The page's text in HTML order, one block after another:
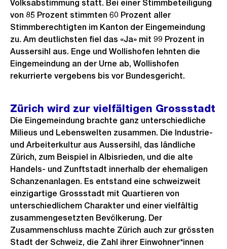
i
c
h
Volksabstimmung statt. Bei einer Stimmbeteiligung
von 85 Prozent stimmten 60 Prozent aller
Stimmberechtigten im Kanton der Eingemeindung
zu. Am deutlichsten fiel das «Ja» mit 99 Prozent in
Aussersihl aus. Enge und Wollishofen lehnten die
Eingemeindung an der Urne ab, Wollishofen
rekurrierte vergebens bis vor Bundesgericht.
Zürich wird zur vielfältigen Grossstadt
Die Eingemeindung brachte ganz unterschiedliche
Milieus und Lebenswelten zusammen. Die Industrie-
und Arbeiterkultur aus Aussersihl, das ländliche
Zürich, zum Beispiel in Albisrieden, und die alte
Handels- und Zunftstadt innerhalb der ehemaligen
Schanzenanlagen. Es entstand eine schweizweit
einzigartige Grossstadt mit Quartieren von
unterschiedlichem Charakter und einer vielfältig
zusammengesetzten Bevölkerung. Der
Zusammenschluss machte Zürich auch zur grössten
Stadt der Schweiz, die Zahl ihrer Einwohner*innen